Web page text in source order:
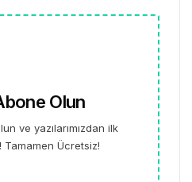
Olun
ve yazılarımızdan ilk
Ücretsiz!